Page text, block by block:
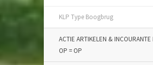
KLP Type Boogbrug
ACTIE ARTIKELEN & INCOURANTE
OP = OP